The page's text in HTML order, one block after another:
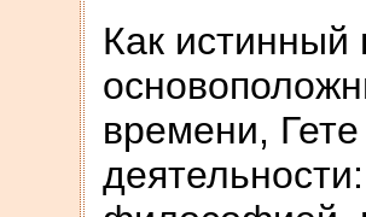
Как истинный
времени,